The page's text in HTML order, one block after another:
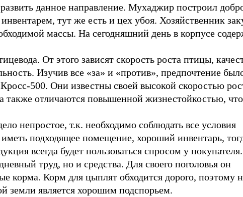
данное направление. Мухаджир построил
тут же есть и цех убоя. Хозяйственник
массы. На сегодняшний день в корпусе
От этого зависят скорость роста птицы,
Изучив все «за» и «против», предпочтение
500. Они известны своей высокой скоростью
также отличаются повышенной жизнестойкостью,
непростое, т.к. необходимо соблюдать все условия
подходящее помещение, хороший инвентарь,
всегда будет пользоваться спросом у
труд, но и средства. Для своего поголовья он
корма. Корм для цыплят обходится дорого, поэтому
земли является хорошим подспорьем.